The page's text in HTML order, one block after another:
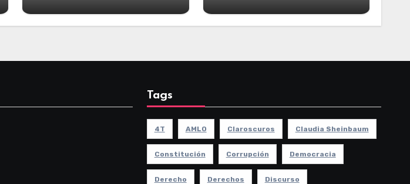
Tags
4T AMLO Claroscuros Claudia Sheinbaum
Constitución Corrupción Democracia
Derecho Derechos Discurso